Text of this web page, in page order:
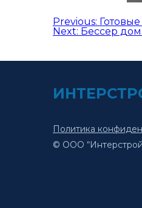
по
Previous:
Next: Бессер
Политика
© ООО